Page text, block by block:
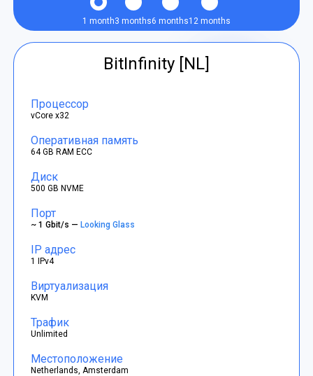
1 month3 months6 months12 months
BitInfinity [NL]
Процессор
vCore x32
Оперативная память
64 GB RAM ECC
Диск
500 GB NVME
Порт
~ 1 Gbit/s —Looking Glass
IP адрес
1 IPv4
Виртуализация
KVM
Трафик
Unlimited
Местоположение
Netherlands, Amsterdam